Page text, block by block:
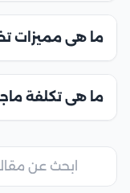
ما هى مميزات
ما هى تكلفة